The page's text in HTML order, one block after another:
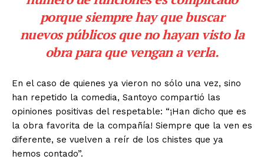
porque siempre hay que buscar
nuevos públicos que no hayan visto la
obra para que vengan a verla.
En el caso de quienes ya vieron no sólo una vez, sino
han repetido la comedia, Santoyo compartió las
opiniones positivas del respetable: “¡Han dicho que es
la obra favorita de la compañía! Siempre que la ven es
diferente, se vuelven a reír de los chistes que ya
hemos contado”.